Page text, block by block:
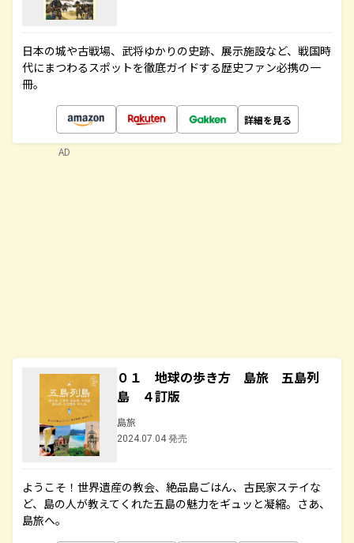
日本の城や古戦場、武将ゆかりの史跡、展示施設など、戦国時
代にまつわるスポットを徹底ガイドする歴史ファン必携の一
冊。
詳細を見る
０１ 地球の歩き方 島旅 五島列
島 ４訂版
島旅
2024.07.04 発売
ようこそ！世界遺産の教会、絶品島ごはん、古民家ステイな
ど、島の人が教えてくれた五島の魅力をギュッと凝縮。さあ、
島旅へ。
AD